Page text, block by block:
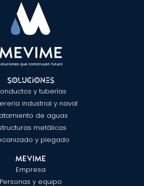
Soluciones
y tuberías
industrial y naval
de aguas
metálicas
y plegado
MEVIME
Empresa
Personas y equipo